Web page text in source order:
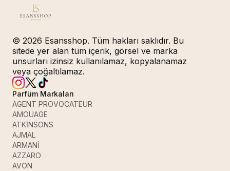
© 2026 Esansshop. Tüm hakları saklıdır. Bu
sitede yer alan tüm içerik, görsel ve marka
unsurları izinsiz kullanılamaz, kopyalanamaz
veya çoğaltılamaz.
Parfüm Markaları
AGENT PROVOCATEUR
AMOUAGE
ATKİNSONS
AJMAL
ARMANİ
AZZARO
AVON